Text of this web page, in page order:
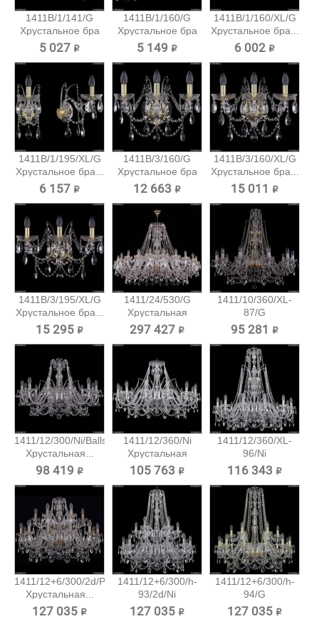
1411B/1/141/G
Хрустальное бра
Bohemia...
5 027 ₽
1411B/1/160/G
Хрустальное бра
Bohemia...
5 149 ₽
1411B/1/160/XL/G
Хрустальное бра...
6 002 ₽
1411B/1/195/XL/G
Хрустальное бра...
6 157 ₽
1411B/3/160/G
Хрустальное бра
Bohemia...
12 663 ₽
1411B/3/160/XL/G
Хрустальное бра...
15 011 ₽
1411B/3/195/XL/G
Хрустальное бра...
15 295 ₽
1411/24/530/G
Хрустальная
подвесная...
297 427 ₽
1411/10/360/XL-
87/G
Хрустальная...
95 281 ₽
1411/12/300/Ni/Balls
Хрустальная...
98 419 ₽
1411/12/360/Ni
Хрустальная
подвесная...
105 763 ₽
1411/12/360/XL-
96/Ni
Хрустальная...
116 343 ₽
1411/12+6/300/2d/Pa
Хрустальная...
127 035 ₽
1411/12+6/300/h-
93/2d/Ni
Хрустальная...
127 035 ₽
1411/12+6/300/h-
94/G
Хрустальная...
127 035 ₽